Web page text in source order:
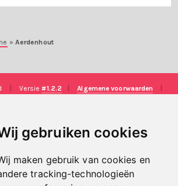
gebruiken cookies
maken gebruik van cookies en
tracking-technologieën
» Aerdenhout
Versie#1.2.2 Algemene voorwaarden